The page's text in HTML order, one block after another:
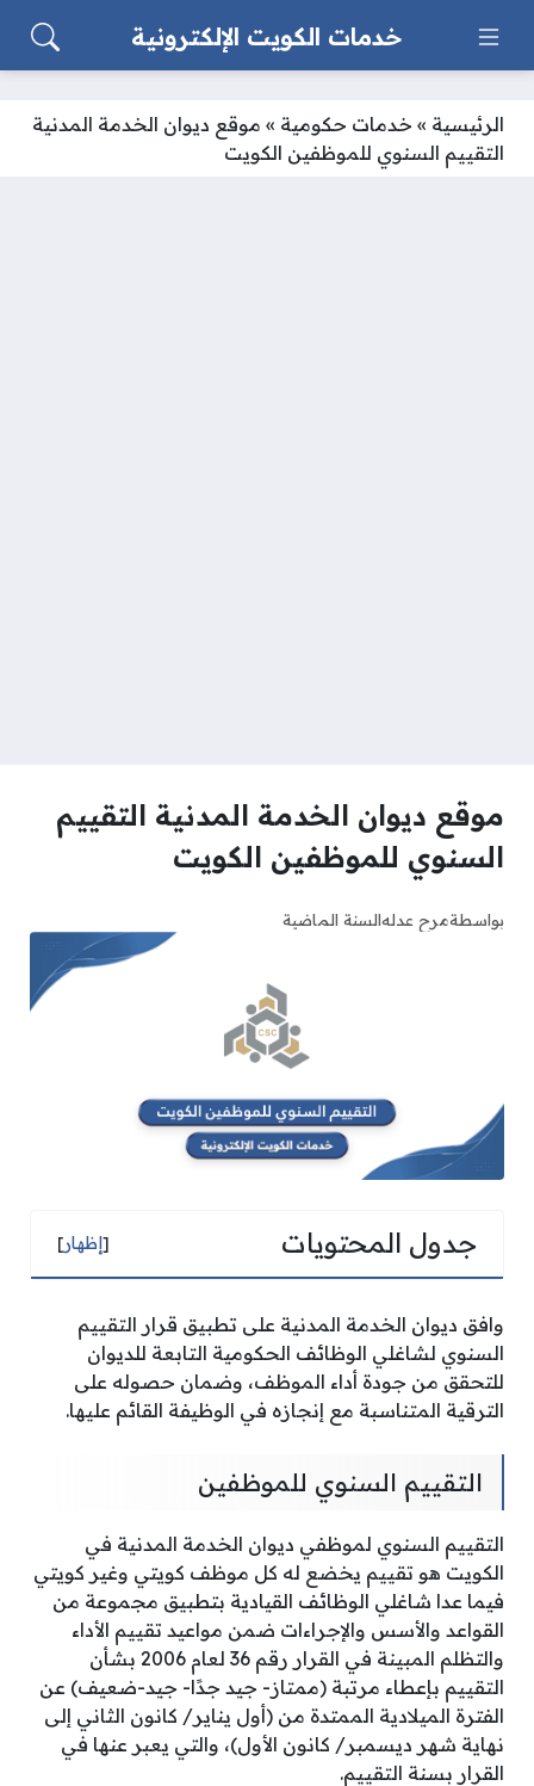
خدمات الكويت الإلكترونية
الرئيسية » خدمات حكومية » موقع ديوان الخدمة المدنية
التقييم السنوي للموظفين الكويت
موقع ديوان الخدمة المدنية التقييم
السنوي للموظفين الكويت
بواسطةمرح عدلهالسنة الماضية
جدول المحتويات [إظهار]
وافق ديوان الخدمة المدنية على تطبيق قرار التقييم
السنوي لشاغلي الوظائف الحكومية التابعة للديوان
للتحقق من جودة أداء الموظف، وضمان حصوله على
الترقية المتناسبة مع إنجازه في الوظيفة القائم عليها.
التقييم السنوي للموظفين
التقييم السنوي لموظفي ديوان الخدمة المدنية في
الكويت هو تقييم يخضع له كل موظف كويتي وغير كويتي
فيما عدا شاغلي الوظائف القيادية بتطبيق مجموعة من
القواعد والأسس والإجراءات ضمن مواعيد تقييم الأداء
والتظلم المبينة في القرار رقم 36 لعام 2006 بشأن
التقييم بإعطاء مرتبة (ممتاز- جيد جدًا- جيد-ضعيف) عن
الفترة الميلادية الممتدة من (أول يناير/ كانون الثاني إلى
نهاية شهر ديسمبر/ كانون الأول)، والتي يعبر عنها في
القرار بسنة التقييم.